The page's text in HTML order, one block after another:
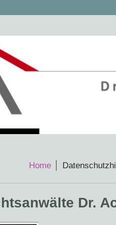
Home
Dr.